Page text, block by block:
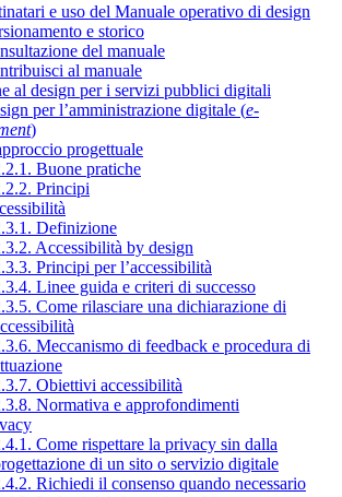
e uso del Manuale operativo di design
e storico
del manuale
al manuale
al design per i servizi pubblici digitali
per l’amministrazione digitale (e-
)
progettuale
Buone pratiche
Principi
Definizione
Accessibilità by design
Principi per l’accessibilità
Linee guida e criteri di successo
Come rilasciare una dichiarazione di
Meccanismo di feedback e procedura di
Obiettivi accessibilità
Normativa e approfondimenti
Come rispettare la privacy sin dalla
di un sito o servizio digitale
Richiedi il consenso quando necessario